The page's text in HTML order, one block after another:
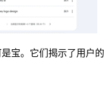
宝。它们揭示了用户的